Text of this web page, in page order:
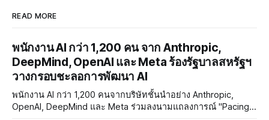
READ MORE
พนักงาน AI กว่า 1,200 คน จาก Anthropic,
DeepMind, OpenAI และ Meta ร้องรัฐบาลสหรัฐฯ
วางกรอบชะลอการพัฒนา AI
พนักงาน AI กว่า 1,200 คนจากบริษัทชั้นนำอย่าง Anthropic,
OpenAI, DeepMind และ Meta ร่วมลงนามแถลงการณ์ "Pacing